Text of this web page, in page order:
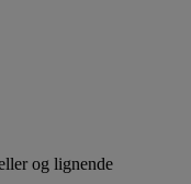
og lignende